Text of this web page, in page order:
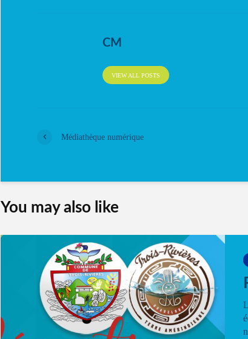
CM
VIEW ALL POSTS
Médiathèque numérique
You may also like